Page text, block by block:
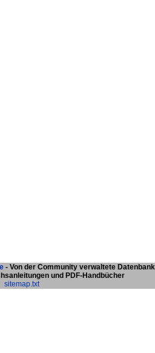
- Von der Community verwaltete Datenbank
und PDF-Handbücher
sitemap.txt